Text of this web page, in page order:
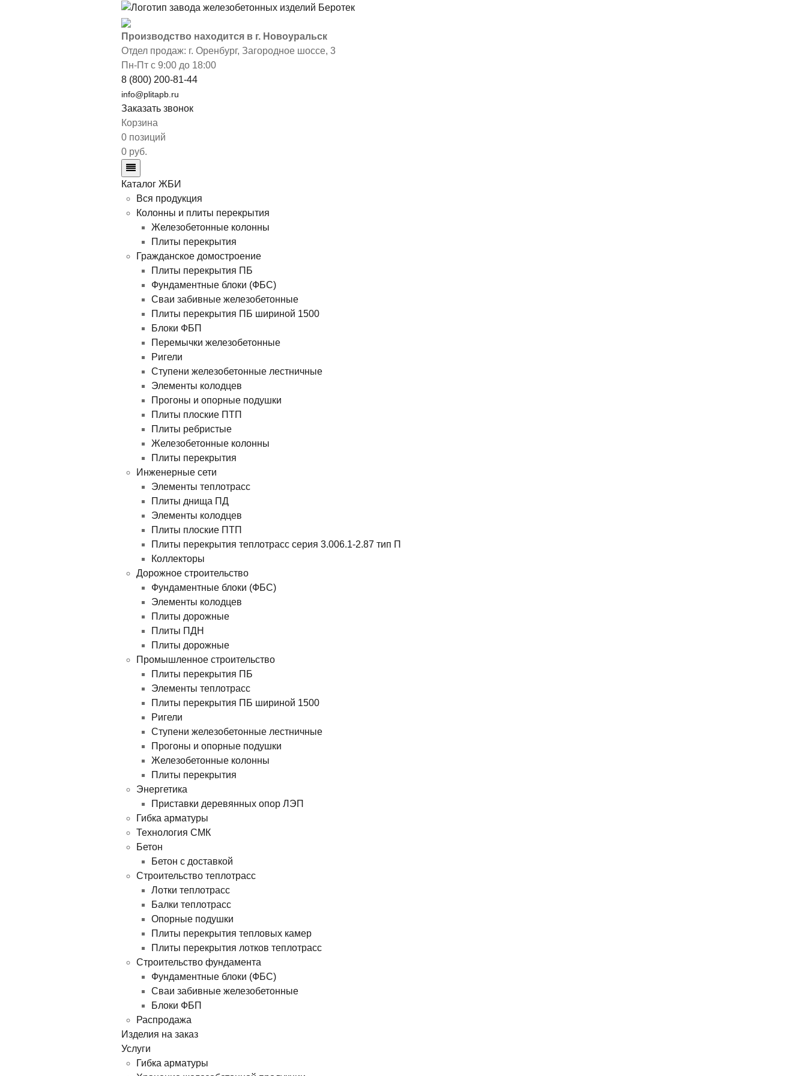
Производство находится в г. Новоуральск
Отдел продаж: г. Оренбург, Загородное шоссе, 3
Пн-Пт с 9:00 до 18:00
8 (800) 200-81-44
info@plitapb.ru
Заказать звонок
Корзина
0 позиций
0 руб.
Каталог ЖБИ
Вся продукция
Колонны и плиты перекрытия
Железобетонные колонны
Плиты перекрытия
Гражданское домостроение
Плиты перекрытия ПБ
Фундаментные блоки (ФБС)
Сваи забивные железобетонные
Плиты перекрытия ПБ шириной 1500
Блоки ФБП
Перемычки железобетонные
Ригели
Ступени железобетонные лестничные
Элементы колодцев
Прогоны и опорные подушки
Плиты плоские ПТП
Плиты ребристые
Железобетонные колонны
Плиты перекрытия
Инженерные сети
Элементы теплотрасс
Плиты днища ПД
Элементы колодцев
Плиты плоские ПТП
Плиты перекрытия теплотрасс серия 3.006.1-2.87 тип П
Коллекторы
Дорожное строительство
Фундаментные блоки (ФБС)
Элементы колодцев
Плиты дорожные
Плиты ПДН
Плиты дорожные
Промышленное строительство
Плиты перекрытия ПБ
Элементы теплотрасс
Плиты перекрытия ПБ шириной 1500
Ригели
Ступени железобетонные лестничные
Прогоны и опорные подушки
Железобетонные колонны
Плиты перекрытия
Энергетика
Приставки деревянных опор ЛЭП
Гибка арматуры
Технология СМК
Бетон
Бетон с доставкой
Строительство теплотрасс
Лотки теплотрасс
Балки теплотрасс
Опорные подушки
Плиты перекрытия тепловых камер
Плиты перекрытия лотков теплотрасс
Строительство фундамента
Фундаментные блоки (ФБС)
Сваи забивные железобетонные
Блоки ФБП
Распродажа
Изделия на заказ
Услуги
Гибка арматуры